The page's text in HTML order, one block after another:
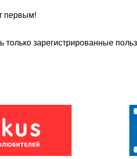
первым!
толькозарегистрированные